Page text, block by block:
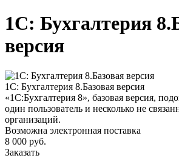
1С: Бухгалтерия
версия
1С: Бухгалтерия 8.Базовая версия
«1С:Бухгалтерия 8», базовая версия,
один пользователь и несколько не
организаций.
Возможна электронная поставка
8 000 руб.
Заказать